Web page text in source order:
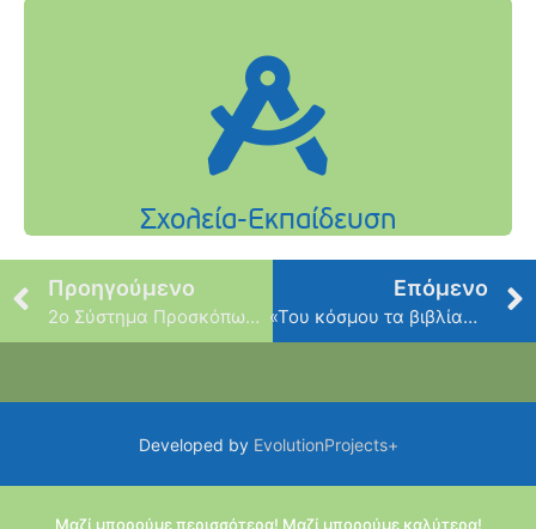
Προηγούμενο
2ο Σύστημα Προσκόπων Ψυχικού
Επόμενο
«Του κόσμου τα βιβλία… τα παραμύθια»
Developed by EvolutionProjects+
Μαζί μπορούμε περισσότερα! Μαζί μπορούμε καλύτερα!